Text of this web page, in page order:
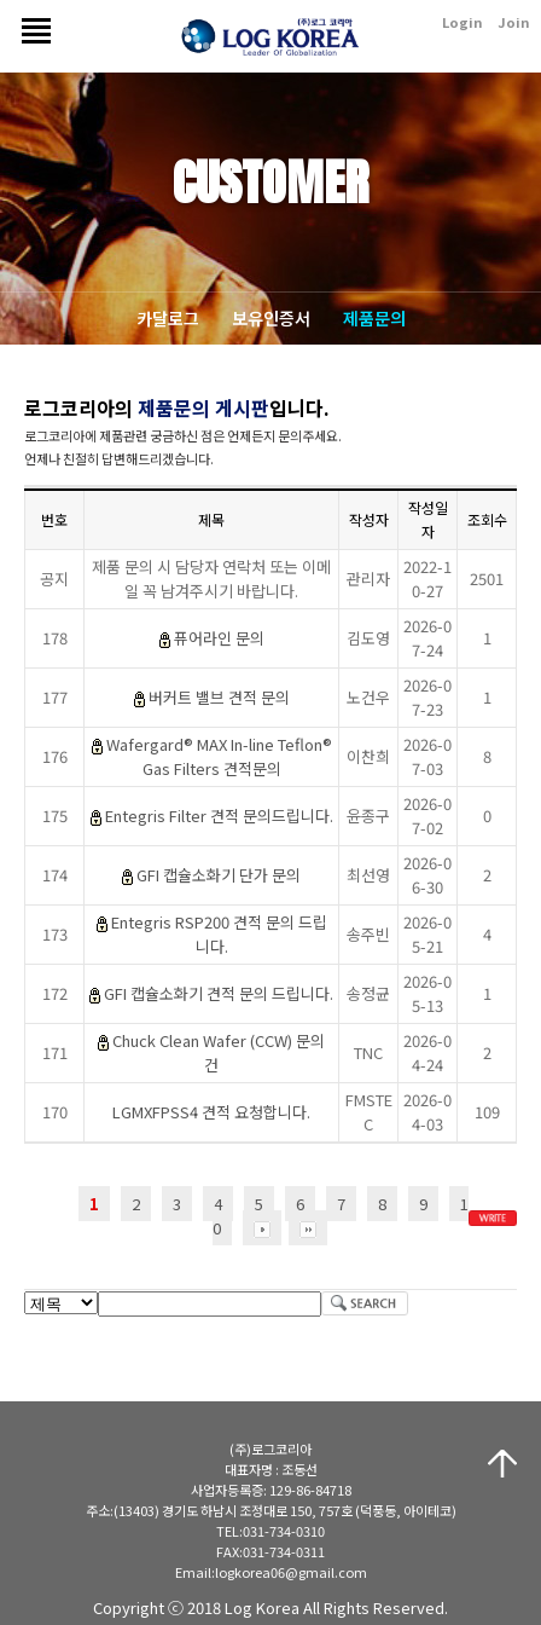
Login Join
CUSTOMER
카달로그 보유인증서 제품문의
로그코리아의 제품문의 게시판입니다.
로그코리아에 제품관련 궁금하신 점은 언제든지 문의주세요.
언제나 친절히 답변해드리겠습니다.
번호 제목 작성자
작성일
자
조회수
공지
제품 문의 시 담당자 연락처 또는 이메
일 꼭 남겨주시기 바랍니다.
관리자
2022-1
0-27
2501
178 퓨어라인 문의 김도영
2026-0
7-24
1
177 버커트 밸브 견적 문의 노건우
2026-0
7-23
1
176
Wafergard® MAX In-line Teflon®
Gas Filters 견적문의
이찬희
2026-0
7-03
8
175 Entegris Filter 견적 문의드립니다. 윤종구
2026-0
7-02
0
174 GFI 캡슐소화기 단가 문의 최선영
2026-0
6-30
2
173
Entegris RSP200 견적 문의 드립
니다.
송주빈
2026-0
5-21
4
172 GFI 캡슐소화기 견적 문의 드립니다. 송정균
2026-0
5-13
1
171
Chuck Clean Wafer (CCW) 문의
건
TNC
2026-0
4-24
2
170 LGMXFPSS4 견적 요청합니다.
FMSTE
C
2026-0
4-03
109
1 2 3 4 5 6 7 8 9
1
0
(주)로그코리아
대표자명 : 조동선
사업자등록증: 129-86-84718
주소:(13403) 경기도 하남시 조정대로 150, 757호 (덕풍동, 아이테코)
TEL:031-734-0310
FAX:031-734-0311
Email:logkorea06@gmail.com
Copyright ⓒ 2018 Log Korea All Rights Reserved.